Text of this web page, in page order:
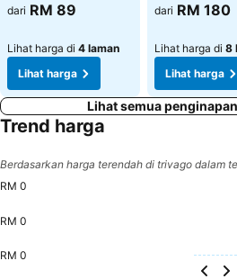
dari RM 89
Lihat harga di 4 laman
Lihat harga
dari RM 180
Lihat harga di 8
Lihat harga
Lihat semua
Trend harga
Berdasarkan harga terendah di trivago dalam
RM 0
RM 0
RM 0